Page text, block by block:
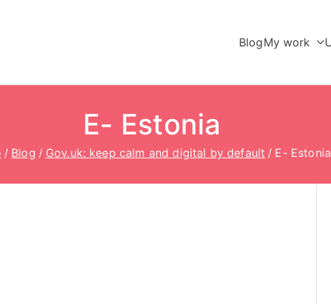
BlogMy work
E- Estonia
Blog Gov.uk: keep calm and digital by default E- Estonia